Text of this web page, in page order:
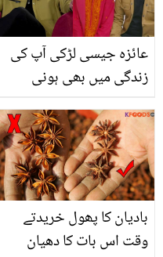
عائزہ جیسی لڑکی آپ کی
زندگی میں بھی ہونی
دوست کی شادی کروانے کے
لیئے تیار، عمران اشرف نے
کیا جواب دیا؟
بادیان کا پھول خریدتے
وقت اس بات کا دھیان